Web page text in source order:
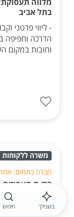
בתל אביב
- ליווי פרטני
הדרכה וחפיפה
וחובות במקום
חברה בתחום: אחר
רכז.ת תעסוקה
החלפה לחל"ד
ליווי מקבלי
בשבילך חיפוש